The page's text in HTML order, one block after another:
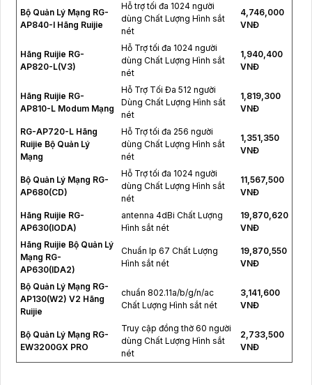
Bộ Quản Lý Mạng RG-
AP840-I Hãng Ruijie
Hỗ trợ tối đa 1024 người
dùng Chất Lượng Hình sắt
nét
4,746,000
VNĐ
Hãng Ruijie RG-
AP820-L(V3)
Hỗ Trợ tối đa 1024 người
dùng Chất Lượng Hình sắt
nét
1,940,400
VNĐ
Hãng Ruijie RG-
AP810-L Modum Mạng
Hỗ Trợ Tối Đa 512 người
Dùng Chất Lượng Hình sắt
nét
1,819,300
VNĐ
RG-AP720-L Hãng
Ruijie Bộ Quản Lý
Mạng
Hỗ Trợ tối đa 256 người
dùng Chất Lượng Hình sắt
nét
1,351,350
VNĐ
Bộ Quản Lý Mạng RG-
AP680(CD)
Hỗ Trợ tối đa 1024 người
dùng Chất Lượng Hình sắt
nét
11,567,500
VNĐ
Hãng Ruijie RG-
AP630(IODA)
antenna 4dBi Chất Lượng
Hình sắt nét
19,870,620
VNĐ
Hãng Ruijie Bộ Quản Lý
Mạng RG-
AP630(IDA2)
Chuẩn Ip 67 Chất Lượng
Hình sắt nét
19,870,550
VNĐ
Bộ Quản Lý Mạng RG-
AP130(W2) V2 Hãng
Ruijie
chuẩn 802.11a/b/g/n/ac
Chất Lượng Hình sắt nét
3,141,600
VNĐ
Bộ Quản Lý Mạng RG-
EW3200GX PRO
Truy cập đồng thờ 60 người
dùng Chất Lượng Hình sắt
nét
2,733,500
VNĐ